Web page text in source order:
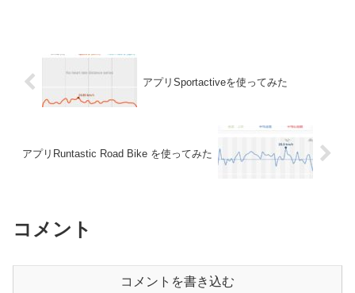
アプリSportactiveを使ってみた
アプリRuntastic Road Bike を使ってみた
コメント
コメントを書き込む